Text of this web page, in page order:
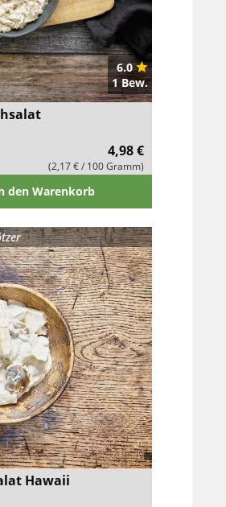
6.0
1 Bew.
4,98 €
(2,17 € / 100 Gramm)
den Warenkorb
Hawaii